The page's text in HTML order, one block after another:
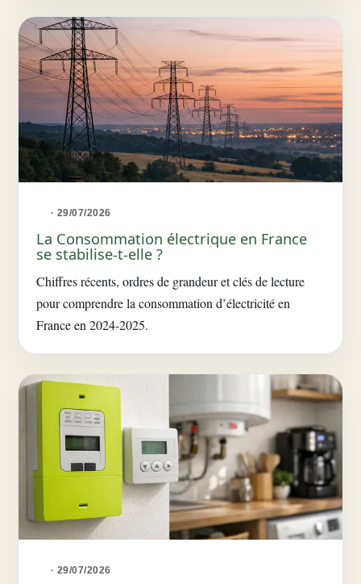
· 29/07/2026
La Consommation électrique en France
se stabilise-t-elle ?
Chiffres récents, ordres de grandeur et clés de lecture
pour comprendre la consommation d’électricité en
France en 2024-2025.
· 29/07/2026